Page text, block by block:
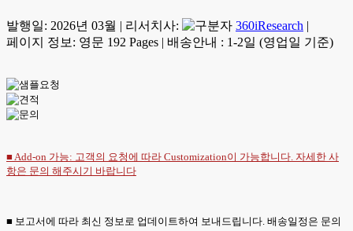
발행일: 2026년 03월 | 리서치사: 360iResearch |
페이지 정보: 영문 192 Pages | 배송안내 : 1-2일 (영업일 기준)
■ Add-on 가능: 고객의 요청에 따라 Customization이 가능합니다. 자세한 사
항은 문의 해주시기 바랍니다
■ 보고서에 따라 최신 정보로 업데이트하여 보내드립니다. 배송일정은 문의